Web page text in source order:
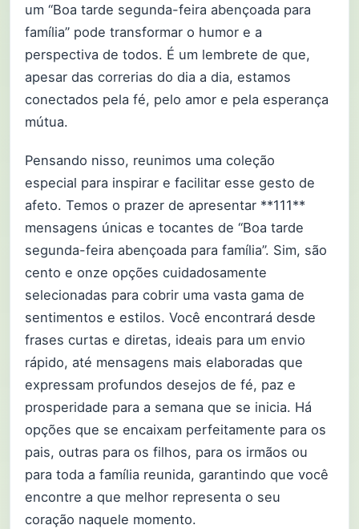
um “Boa tarde segunda-feira abençoada para
família” pode transformar o humor e a
perspectiva de todos. É um lembrete de que,
apesar das correrias do dia a dia, estamos
conectados pela fé, pelo amor e pela esperança
mútua.
Pensando nisso, reunimos uma coleção
especial para inspirar e facilitar esse gesto de
afeto. Temos o prazer de apresentar **111**
mensagens únicas e tocantes de “Boa tarde
segunda-feira abençoada para família”. Sim, são
cento e onze opções cuidadosamente
selecionadas para cobrir uma vasta gama de
sentimentos e estilos. Você encontrará desde
frases curtas e diretas, ideais para um envio
rápido, até mensagens mais elaboradas que
expressam profundos desejos de fé, paz e
prosperidade para a semana que se inicia. Há
opções que se encaixam perfeitamente para os
pais, outras para os filhos, para os irmãos ou
para toda a família reunida, garantindo que você
encontre a que melhor representa o seu
coração naquele momento.